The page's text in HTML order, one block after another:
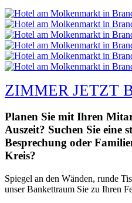
ZIMMER JETZT
Planen Sie mit Ihren
Auszeit? Suchen Sie eine
Besprechung oder
Kreis?
Spiegel an den Wänden, runde
unser Bankettraum Sie zu Ihren